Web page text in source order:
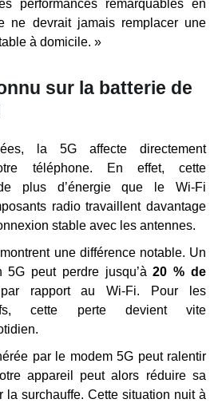
performances remarquables en
ne devrait jamais remplacer une
à domicile. »
sur la batterie de
la 5G affecte directement
téléphone. En effet, cette
plus d’énergie que le Wi-Fi
radio travaillent davantage
stable avec les antennes.
une différence notable. Un
5G peut perdre jusqu’à20 % de
rapport au Wi-Fi. Pour les
cette perte devient vite
par le modem 5G peut ralentir
appareil peut alors réduire sa
la surchauffe. Cette situation nuit à